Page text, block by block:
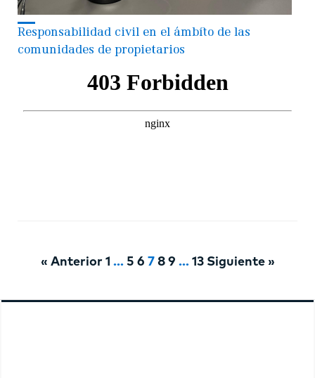
Responsabilidad civil en el ámbito de las
comunidades de propietarios
« Anterior 1 … 5 6 7 8 9 … 13 Siguiente »